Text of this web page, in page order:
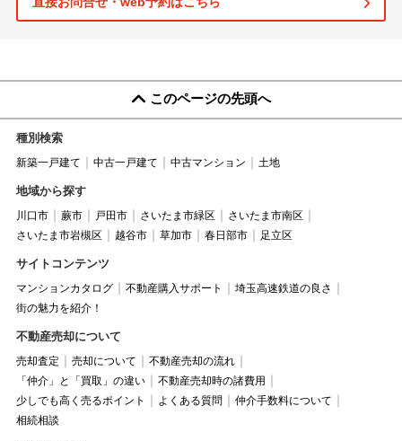
このページの先頭へ
種別検索
新築一戸建て 中古一戸建て 中古マンション 土地
地域から探す
川口市 蕨市 戸田市 さいたま市緑区
さいたま市南区
さいたま市岩槻区
越谷市 草加市 春日部市 足立区
サイトコンテンツ
マンションカタログ 不動産購入サポート
埼玉高速鉄道の良さ
街の魅力を紹介！
不動産売却について
売却査定 売却について
不動産売却の流れ
「仲介」と「買取」の違い
不動産売却時の諸費用
少しでも高く売るポイント
よくある質問
仲介手数料について
相続相談